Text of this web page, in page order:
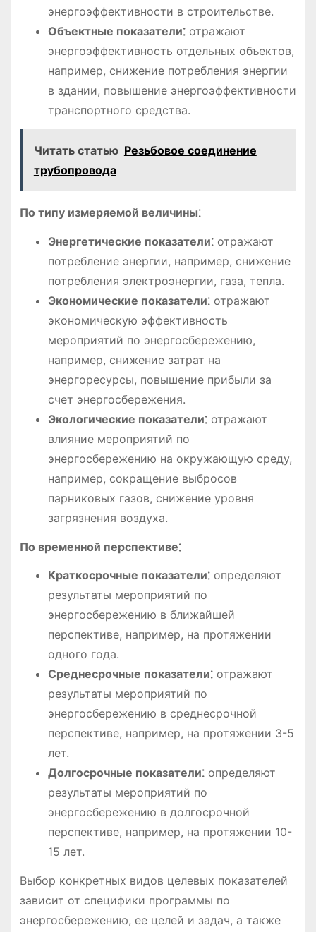
энергоэффективности в строительстве.
Объектные показатели⁚отражают
энергоэффективность отдельных объектов,
например, снижение потребления энергии
в здании, повышение энергоэффективности
транспортного средства.
Читать статью Резьбовое соединение
трубопровода
По типу измеряемой величины⁚
Энергетические показатели⁚отражают
потребление энергии, например, снижение
потребления электроэнергии, газа, тепла.
Экономические показатели⁚отражают
экономическую эффективность
мероприятий по энергосбережению,
например, снижение затрат на
энергоресурсы, повышение прибыли за
счет энергосбережения.
Экологические показатели⁚отражают
влияние мероприятий по
энергосбережению на окружающую среду,
например, сокращение выбросов
парниковых газов, снижение уровня
загрязнения воздуха.
По временной перспективе⁚
Краткосрочные показатели⁚определяют
результаты мероприятий по
энергосбережению в ближайшей
перспективе, например, на протяжении
одного года.
Среднесрочные показатели⁚отражают
результаты мероприятий по
энергосбережению в среднесрочной
перспективе, например, на протяжении 3-5
лет.
Долгосрочные показатели⁚определяют
результаты мероприятий по
энергосбережению в долгосрочной
перспективе, например, на протяжении 10-
15 лет.
Выбор конкретных видов целевых показателей
зависит от специфики программы по
энергосбережению, ее целей и задач, а также